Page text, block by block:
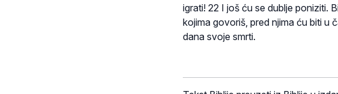
igrati! 22 I još ću se dublje poniziti.
kojima govoriš, pred njima ću biti u
dana svoje smrti.